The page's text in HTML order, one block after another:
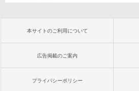
本サイトのご利用について
広告掲載のご案内
プライバシーポリシー